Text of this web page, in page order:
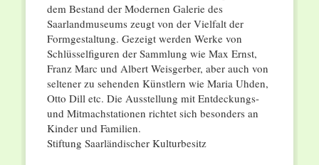
dem Bestand der Modernen Galerie des
Saarlandmuseums zeugt von der Vielfalt der
Formgestaltung. Gezeigt werden Werke von
Schlüsselfiguren der Sammlung wie Max Ernst,
Franz Marc und Albert Weisgerber, aber auch von
seltener zu sehenden Künstlern wie Maria Uhden,
Otto Dill etc. Die Ausstellung mit Entdeckungs-
und Mitmachstationen richtet sich besonders an
Kinder und Familien.
Stiftung Saarländischer Kulturbesitz